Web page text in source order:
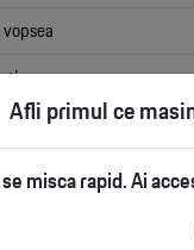
Afli primul ce
misca rapid. Ai